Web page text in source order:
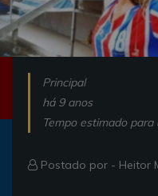
Principal
há 9 anos
Tempo estimado
Postado por - Heitor